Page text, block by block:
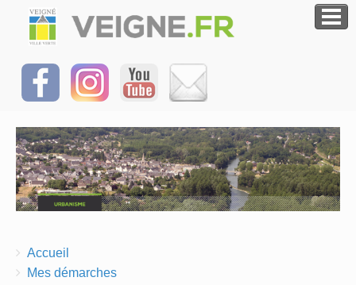
Breadcrumbs
You
are
Accueil
Mes démarches